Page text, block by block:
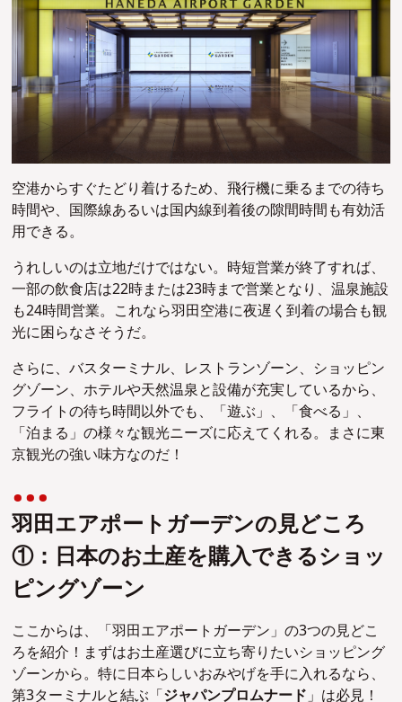
空港からすぐたどり着けるため、飛行機に乗るまでの待ち
時間や、国際線あるいは国内線到着後の隙間時間も有効活
用できる。
うれしいのは立地だけではない。時短営業が終了すれば、
一部の飲食店は22時または23時まで営業となり、温泉施設
も24時間営業。これなら羽田空港に夜遅く到着の場合も観
光に困らなさそうだ。
さらに、バスターミナル、レストランゾーン、ショッピン
グゾーン、ホテルや天然温泉と設備が充実しているから、
フライトの待ち時間以外でも、「遊ぶ」、「食べる」、
「泊まる」の様々な観光ニーズに応えてくれる。まさに東
京観光の強い味方なのだ！
羽田エアポートガーデンの見どころ
①：日本のお土産を購入できるショッ
ピングゾーン
ここからは、「羽田エアポートガーデン」の3つの見どこ
ろを紹介！まずはお土産選びに立ち寄りたいショッピング
ゾーンから。特に日本らしいおみやげを手に入れるなら、
第3ターミナルと結ぶ「ジャパンプロムナード」は必見！